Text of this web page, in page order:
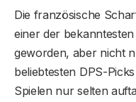
Die französische
einer der
geworden, aber nicht
beliebtesten DPS-
Spielen nur selten